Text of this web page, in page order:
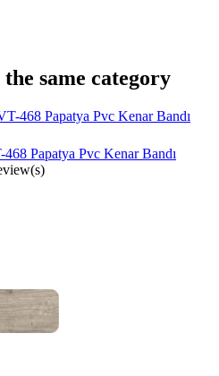
same category
Papatya Pvc Kenar Bandı